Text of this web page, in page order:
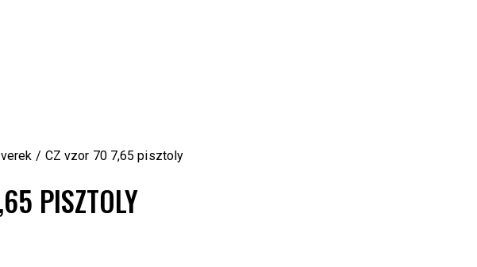
CZ vzor 70 7,65 pisztoly
PISZTOLY